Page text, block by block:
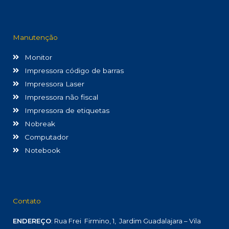
Manutenção
Monitor
Impressora código de barras
Impressora Laser
Impressora não fiscal
Impressora de etiquetas
Nobreak
Computador
Notebook
Contato
ENDEREÇO: Rua Frei Firmino, 1, Jardim Guadalajara – Vila